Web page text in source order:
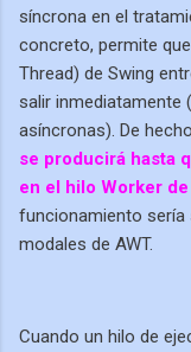
síncrona en el
concreto, permite
Thread) de Swing
salir inmediatamente
asíncronas). De
se producirá hasta
en el hilo Worker
funcionamiento sería
modales de AWT.
Cuando un hilo de